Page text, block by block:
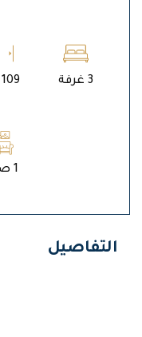
3 غرفة 109 متر
1 صالة
التفاصيل